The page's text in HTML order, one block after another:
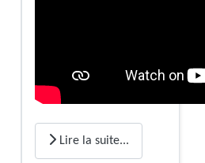
Lire la suite...